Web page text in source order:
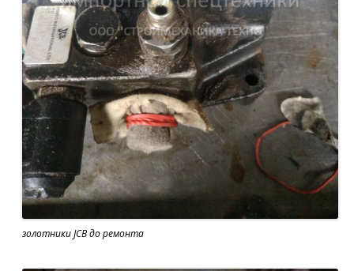
золотники JCB до ремонта